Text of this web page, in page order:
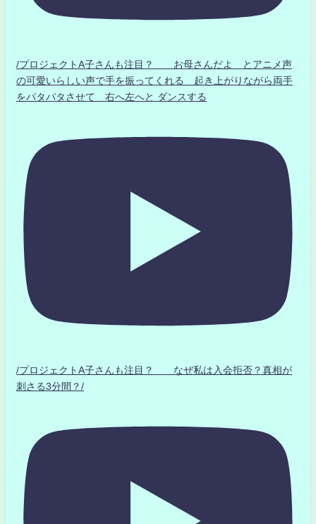
/プロジェクトA子さんも注目？ お母さんだよ とアニメ声
の可愛いらしい声で手を振ってくれる 起き上がりながら両手
をパタパタさせて 右へ左へと ダンスする
/プロジェクトA子さんも注目？ なぜ私は入会拒否？真相が
刺さる3分間？/